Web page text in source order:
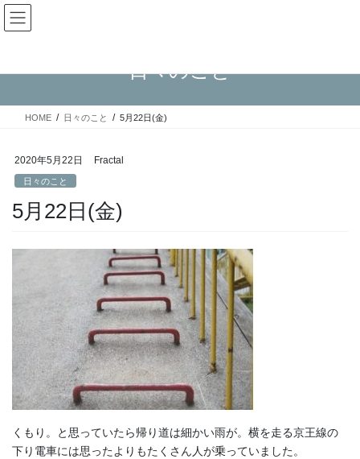
コ
ン
ツ
ス
ナ
ビ
シ
ン
日々のこと
HOME 日々のこと 5月22日(金)
2020年5月22日 Fractal
日々のこと
5月22日(金)
くもり。と思っていたら帰り道は細かい雨が。横を走る京王線の
下り電車には思ったよりもたくさん人が乗っていました。